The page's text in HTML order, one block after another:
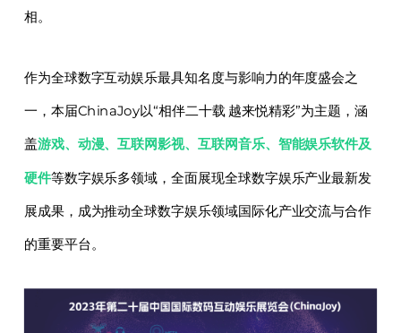
相。
作为全球数字互动娱乐最具知名度与影响力的年度盛会之
一，本届ChinaJoy以“相伴二十载 越来悦精彩”为主题，涵
盖游戏、动漫、互联网影视、互联网音乐、智能娱乐软件及
硬件等数字娱乐多领域，全面展现全球数字娱乐产业最新发
展成果，成为推动全球数字娱乐领域国际化产业交流与合作
的重要平台。